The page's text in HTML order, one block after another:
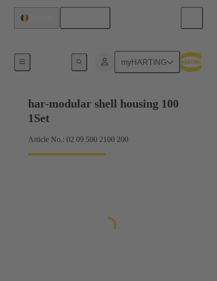
myHARTING
har-modular shell housing 100
1Set
Article No.: 02 09 500 2100 200